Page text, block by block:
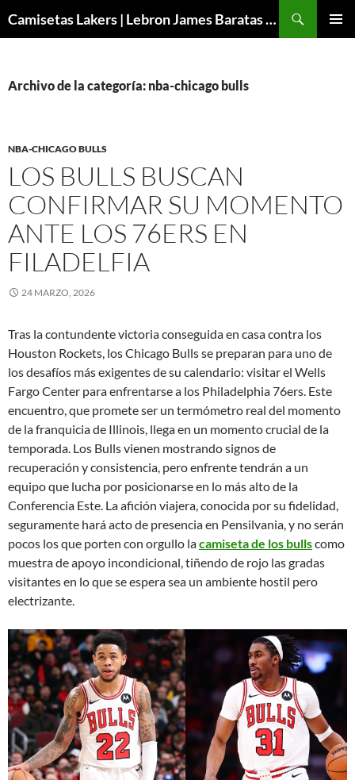
Camisetas Lakers | Lebron James Baratas 2024 – Micamisetanba
Archivo de la categoría: nba-chicago bulls
NBA-CHICAGO BULLS
LOS BULLS BUSCAN
CONFIRMAR SU MOMENTO
ANTE LOS 76ERS EN
FILADELFIA
24 MARZO, 2026
Tras la contundente victoria conseguida en casa contra los
Houston Rockets, los Chicago Bulls se preparan para uno de
los desafíos más exigentes de su calendario: visitar el Wells
Fargo Center para enfrentarse a los Philadelphia 76ers. Este
encuentro, que promete ser un termómetro real del momento
de la franquicia de Illinois, llega en un momento crucial de la
temporada. Los Bulls vienen mostrando signos de
recuperación y consistencia, pero enfrente tendrán a un
equipo que lucha por posicionarse en lo más alto de la
Conferencia Este. La afición viajera, conocida por su fidelidad,
seguramente hará acto de presencia en Pensilvania, y no serán
pocos los que porten con orgullo lacamiseta de los bullscomo
muestra de apoyo incondicional, tiñendo de rojo las gradas
visitantes en lo que se espera sea un ambiente hostil pero
electrizante.